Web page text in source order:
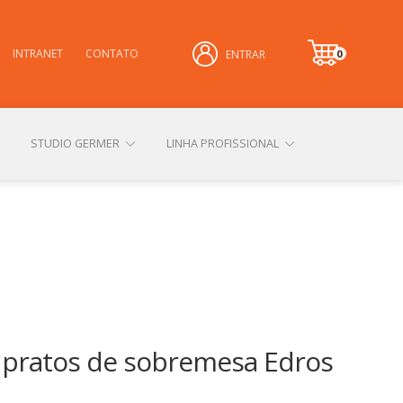
INTRANET CONTATO ENTRAR
0
it
STUDIO GERMER LINHA PROFISSIONAL
de sobremesa Edros